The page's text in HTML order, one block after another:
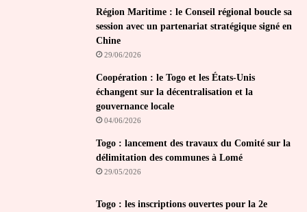
Région Maritime : le Conseil régional boucle sa
session avec un partenariat stratégique signé en
Chine
29/06/2026
Coopération : le Togo et les États-Unis
échangent sur la décentralisation et la
gouvernance locale
04/06/2026
Togo : lancement des travaux du Comité sur la
délimitation des communes à Lomé
29/05/2026
Togo : les inscriptions ouvertes pour la 2e